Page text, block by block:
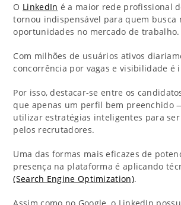
O LinkedIn é a maior rede profissional
tornou indispensável para quem busca
oportunidades no mercado de trabalho.
Com milhões de usuários ativos
concorrência por vagas e visibilidade é
Por isso, destacar-se entre os
que apenas um perfil bem preenchido
utilizar estratégias inteligentes para
pelos recrutadores.
Uma das formas mais eficazes de
presença na plataforma é aplicando
(Search Engine Optimization).
Assim como no Google, o LinkedIn